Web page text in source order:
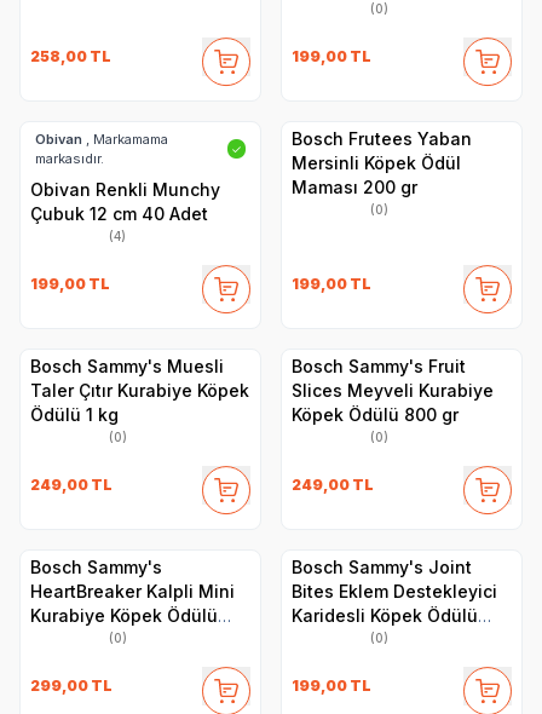
258,00 TL
(0)
199,00 TL
Obivan , Markamama
markasıdır.
✓
Obivan Renkli Munchy
Çubuk 12 cm 40 Adet
(4)
199,00 TL
Bosch Frutees Yaban
Mersinli Köpek Ödül
Maması 200 gr
(0)
199,00 TL
Bosch Sammy's Muesli
Taler Çıtır Kurabiye Köpek
Ödülü 1 kg
(0)
249,00 TL
Bosch Sammy's Fruit
Slices Meyveli Kurabiye
Köpek Ödülü 800 gr
(0)
249,00 TL
Bosch Sammy's
HeartBreaker Kalpli Mini
Kurabiye Köpek Ödülü
(0)
299,00 TL
Bosch Sammy's Joint
Bites Eklem Destekleyici
Karidesli Köpek Ödülü
(0)
199,00 TL